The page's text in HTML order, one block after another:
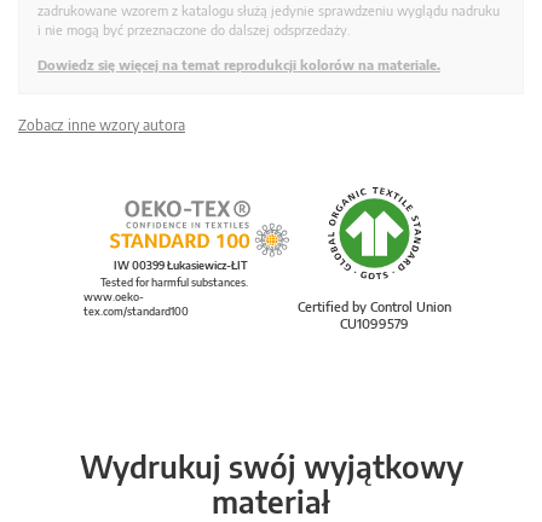
zadrukowane wzorem z katalogu służą jedynie sprawdzeniu wyglądu nadruku
i nie mogą być przeznaczone do dalszej odsprzedaży.
Dowiedz się więcej na temat reprodukcji kolorów na materiale.
Zobacz inne wzory autora
Certified by Control Union
CU1099579
IW 00399 Łukasiewicz-ŁIT
Tested for harmful substances.
www.oeko-
tex.com/standard100
Wydrukuj swój wyjątkowy
materiał